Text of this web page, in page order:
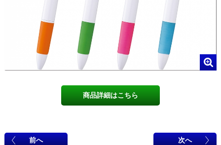
商品詳細はこちら
前へ 次へ